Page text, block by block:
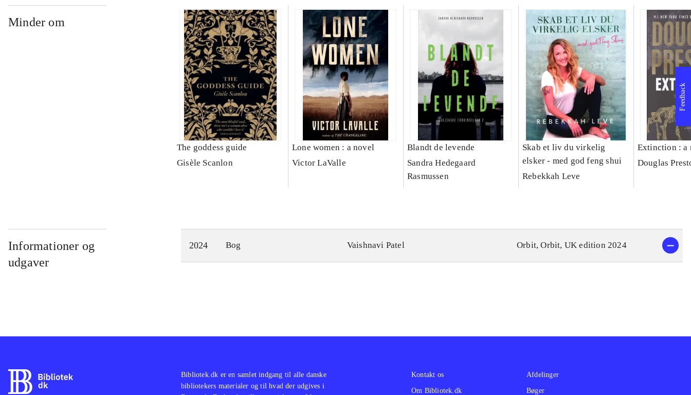
Minder om
The goddess guide
Gisèle Scanlon
Lone women : a novel
Victor LaValle
Blandt de levende
Sandra Hedegaard
Rasmussen
Skab et liv du virkelig
elsker - med god feng shui
Rebekkah Leve
Extinction : a
Douglas
Informationer og
udgaver
2024 Bog Vaishnavi Patel Orbit, Orbit, UK edition 2024
Feedback
Bibliotek.dk er en samlet indgang til alle danske
bibliotekers materialer og til hvad der udgives i
Kontakt os
Om Bibliotek.dk
Afdelinger
Bøger